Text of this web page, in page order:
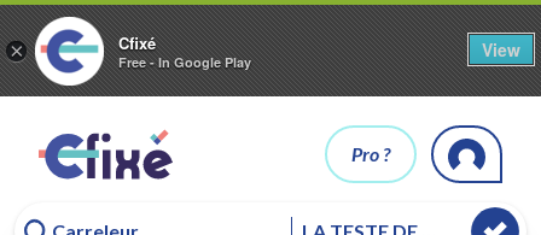
× Cfixé
Free - In Google Play
View
Pro ?